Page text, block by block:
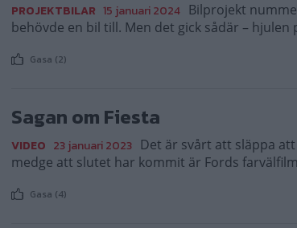
PROJEKTBILAR 15 januari 2024 Bilprojekt
behövde en bil till. Men det gick sådär – hjulen
Gasa (2)
Sagan om Fiesta
VIDEO 23 januari 2023 Det är svårt att släppa
medge att slutet har kommit är Fords
Gasa (4)